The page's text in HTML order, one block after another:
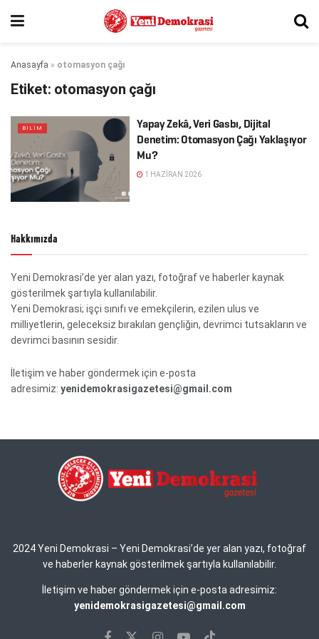
Anasayfa » otomasyon çağı
Etiket: otomasyon çağı
BİLİM
Yapay Zekâ, Veri Gasbı, Dijital
Denetim: Otomasyon Çağı Yaklaşıyor
Mu?
1 HAZIRAN 2026
Hakkımızda
Yeni Demokrasi’de yer alan yazı, fotoğraf ve haberler kaynak
gösterilmek şartıyla kullanılabilir.
Yeni Demokrasi; işçi sınıfı ve emekçilerin, ezilen ulus ve
milliyetlerin, geleceksiz bırakılan gençliğin, devrimci tutsakların ve
devrimci basının sesidir.
İletişim ve haber göndermek için e-posta
adresimiz: yenidemokrasigazetesi@gmail.com
2024 Yeni Demokrasi – Yeni Demokrasi’de yer alan yazı, fotoğraf
ve haberler kaynak gösterilmek şartıyla kullanılabilir.
İletişim ve haber göndermek için e-posta adresimiz:
yenidemokrasigazetesi@gmail.com